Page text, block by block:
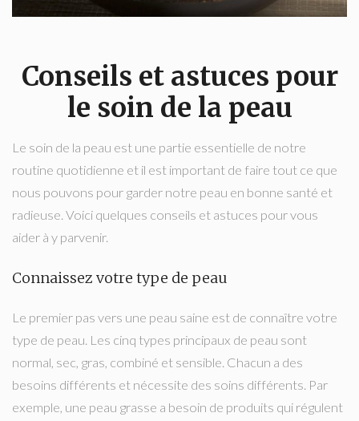
Conseils et astuces pour
le soin de la peau
Le soin de la peau est une partie essentielle de notre
routine quotidienne et il est important de faire tout ce que
nous pouvons pour garder notre peau en bonne santé et
radieuse. Voici quelques conseils et astuces pour vous
aider à y parvenir.
Connaissez votre type de peau
Le premier pas vers une peau saine est de connaître votre
type de peau. Les cinq types principaux de peau sont
normal, sec, gras, combiné et sensible. Chacun a des
besoins différents et nécessite des soins différents. Par
exemple, une peau grasse a besoin de produits qui régulent